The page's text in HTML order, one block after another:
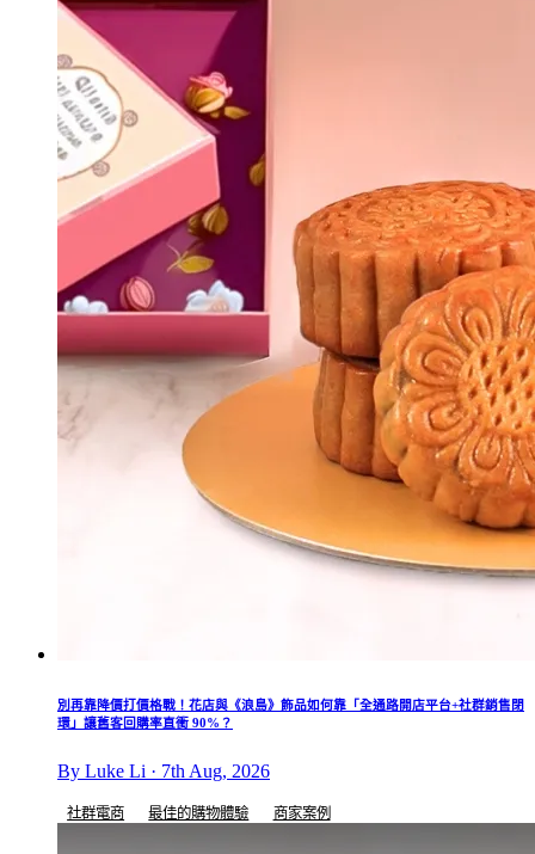
別再靠降價打價格戰！花店與《浪島》飾品如何靠「全通路開店平台+社群銷售閉
環」讓舊客回購率直衝 90%？
By Luke Li · 7th Aug, 2026
社群電商 最佳的購物體驗 商家案例